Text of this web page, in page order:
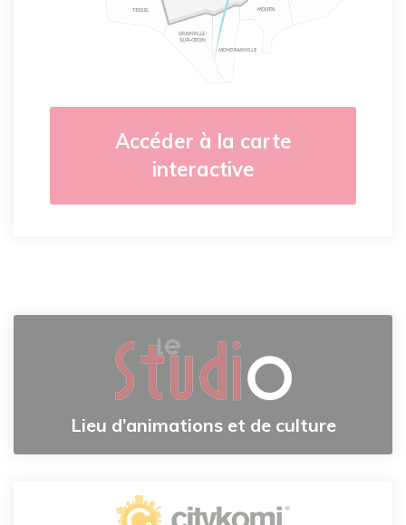
Accéder à la carte
interactive
Lieu d’animations et de culture